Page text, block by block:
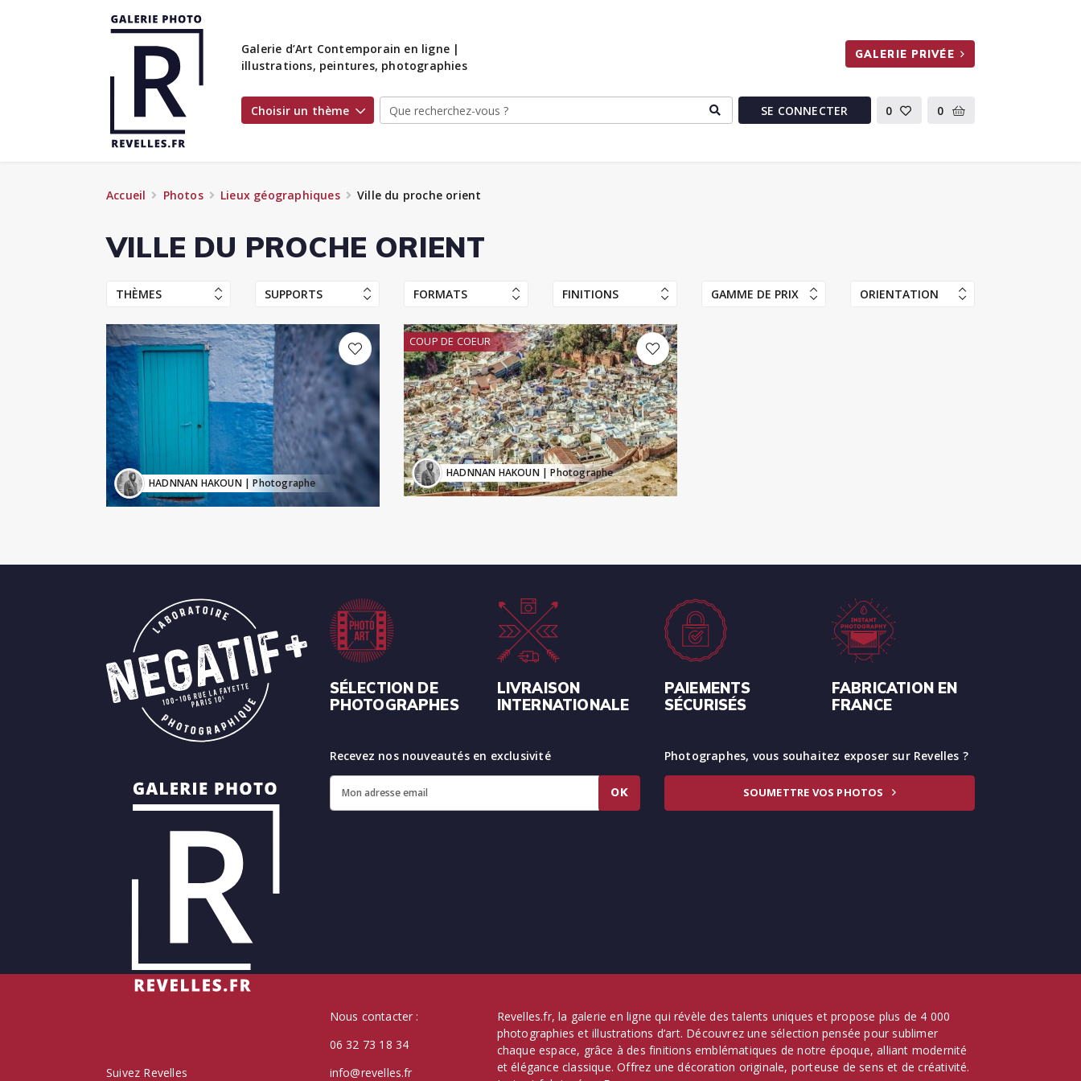
Galerie d’Art Contemporain en ligne |
illustrations, peintures, photographies
GALERIE PRIVÉE
Choisir un thème SE CONNECTER 0 0
Accueil Photos Lieux géographiques Ville du proche orient
VILLE DU PROCHE ORIENT
THÈMES SUPPORTS FORMATS FINITIONS GAMME DE PRIX ORIENTATION
HADNNAN HAKOUN| Photographe
COUP DE COEUR
HADNNAN HAKOUN| Photographe
SÉLECTION DE
PHOTOGRAPHES
LIVRAISON
INTERNATIONALE
PAIEMENTS
SÉCURISÉS
FABRICATION EN
FRANCE
Recevez nos nouveautés en exclusivité
OK
Photographes, vous souhaitez exposer sur Revelles ?
SOUMETTRE VOS PHOTOS
Suivez Revelles
Nous contacter :
06 32 73 18 34
info@revelles.fr
Revelles.fr, la galerie en ligne qui révèle des talents uniques et propose plus de 4 000
photographies et illustrations d’art. Découvrez une sélection pensée pour sublimer
chaque espace, grâce à des finitions emblématiques de notre époque, alliant modernité
et élégance classique. Offrez une décoration originale, porteuse de sens et de créativité.